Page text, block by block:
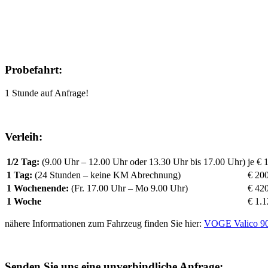
Probefahrt:
1 Stunde auf Anfrage!
Verleih:
1/2 Tag: (9.00 Uhr – 12.00 Uhr oder 13.30 Uhr bis 17.00 Uhr) je €
1 Tag: (24 Stunden – keine KM Abrechnung)
€
1 Wochenende: (Fr. 17.00 Uhr – Mo 9.00 Uhr)
€
1 Woche
€
nähere Informationen zum Fahrzeug finden Sie hier: VOGE Valico